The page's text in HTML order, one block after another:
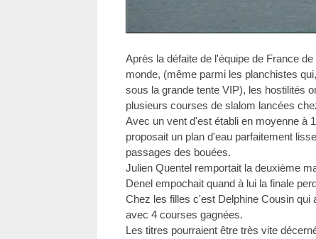
Après la défaite de l'équipe de France
monde, (même parmi les planchistes
sous la grande tente VIP), les hostilités
plusieurs courses de slalom lancées
Avec un vent d'est établi en moyenne à
proposait un plan d'eau parfaitement
passages des bouées.
Julien Quentel remportait la deuxième
Denel empochait quand à lui la finale
Chez les filles c'est Delphine Cousin qui
avec 4 courses gagnées.
Les titres pourraient être très vite